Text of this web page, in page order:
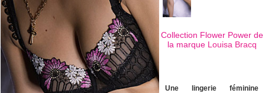
Collection Flower Power de
la marque Louisa Bracq
Une lingerie féminine